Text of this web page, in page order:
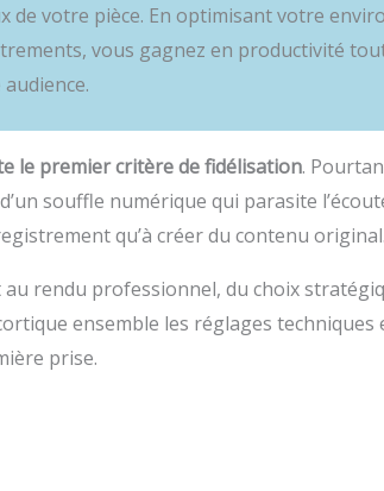
votre pièce. En optimisant votre
vous gagnez en productivité
le premier critère de fidélisation.
souffle numérique qui parasite
qu’à créer du contenu original.
rendu professionnel, du choix
ensemble les réglages techniques
prise.